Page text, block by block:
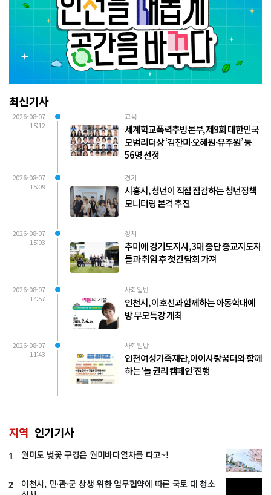
최신기사
2026-08-07
15:12
교육
세계학교폭력추방본부, 제9회 대한민국
모범리더상 ‘김찬미·오혜원·유주원’ 등
56명 선정
2026-08-07
15:09
경기
시흥시, 청년이 직접 점검하는 청년정책
모니터링 본격 추진
2026-08-07
15:03
정치
추미애 경기도지사, 3대 종단 종교지도자
들과 취임 후 첫 간담회 가져
2026-08-07
14:57
사회일반
인천시, 이호선과 함께하는 아동학대예
방 부모특강 개최
2026-08-07
11:43
사회일반
인천여성가족재단, 아이사랑꿈터와 함께
하는 ‘놀 권리 캠페인’진행
지역 인기기사
1 월미도 벚꽃 구경은 월미바다열차를 타고~!
2
이천시, 민·관·군 상생 위한 업무협약에 따른 국토 대 청소